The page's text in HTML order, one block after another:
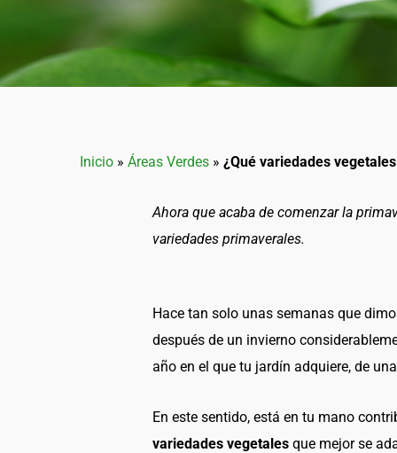
Inicio » Áreas Verdes » ¿Qué variedades
Ahora que acaba de comenzar la
variedades primaverales.
Hace tan solo unas semanas que
después de un invierno
año en el que tu jardín adquiere, de
En este sentido, está en tu mano
variedades vegetales que mejor se